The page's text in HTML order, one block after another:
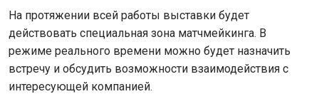
На протяжении всей работы выставки будет
действовать специальная зона матчмейкинга. В
режиме реального времени можно будет назначить
встречу и обсудить возможности взаимодействия с
интересующей компанией.